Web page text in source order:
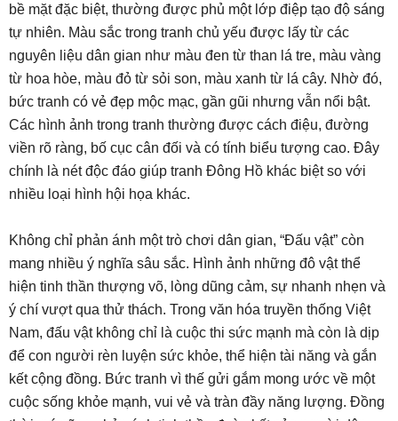
bề mặt đặc biệt, thường được phủ một lớp điệp tạo độ sáng
tự nhiên. Màu sắc trong tranh chủ yếu được lấy từ các
nguyên liệu dân gian như màu đen từ than lá tre, màu vàng
từ hoa hòe, màu đỏ từ sỏi son, màu xanh từ lá cây. Nhờ đó,
bức tranh có vẻ đẹp mộc mạc, gần gũi nhưng vẫn nổi bật.
Các hình ảnh trong tranh thường được cách điệu, đường
viền rõ ràng, bố cục cân đối và có tính biểu tượng cao. Đây
chính là nét độc đáo giúp tranh Đông Hồ khác biệt so với
nhiều loại hình hội họa khác.
Không chỉ phản ánh một trò chơi dân gian, “Đấu vật” còn
mang nhiều ý nghĩa sâu sắc. Hình ảnh những đô vật thể
hiện tinh thần thượng võ, lòng dũng cảm, sự nhanh nhẹn và
ý chí vượt qua thử thách. Trong văn hóa truyền thống Việt
Nam, đấu vật không chỉ là cuộc thi sức mạnh mà còn là dịp
để con người rèn luyện sức khỏe, thể hiện tài năng và gắn
kết cộng đồng. Bức tranh vì thế gửi gắm mong ước về một
cuộc sống khỏe mạnh, vui vẻ và tràn đầy năng lượng. Đồng